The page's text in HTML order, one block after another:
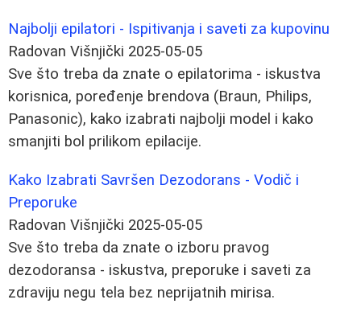
Najbolji epilatori - Ispitivanja i saveti za kupovinu
Radovan Višnjički 2025-05-05
Sve što treba da znate o epilatorima - iskustva
korisnica, poređenje brendova (Braun, Philips,
Panasonic), kako izabrati najbolji model i kako
smanjiti bol prilikom epilacije.
Kako Izabrati Savršen Dezodorans - Vodič i
Preporuke
Radovan Višnjički 2025-05-05
Sve što treba da znate o izboru pravog
dezodoransa - iskustva, preporuke i saveti za
zdraviju negu tela bez neprijatnih mirisa.